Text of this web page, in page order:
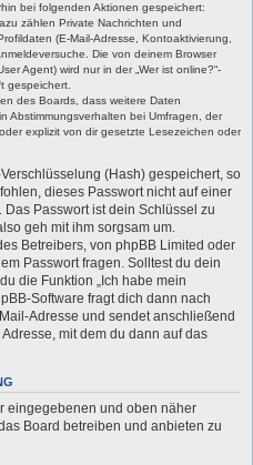
bei folgenden Aktionen gespeichert:
zählen Private Nachrichten und
(E-Mail-Adresse, Kontoaktivierung,
Die von deinem Browser
Agent) wird nur in der „Wer ist online?“-
gespeichert.
des Boards, dass weitere Daten
Abstimmungsverhalten bei Umfragen, der
explizit von dir gesetzte Lesezeichen oder
(Hash) gespeichert, so
dieses Passwort nicht auf einer
Passwort ist dein Schlüssel zu
geh mit ihm sorgsam um.
Betreibers, von phpBB Limited oder
Passwort fragen. Solltest du dein
die Funktion „Ich habe mein
Software fragt dich dann nach
Adresse und sendet anschließend
mit dem du dann auf das
eingegebenen und oben näher
Board betreiben und anbieten zu